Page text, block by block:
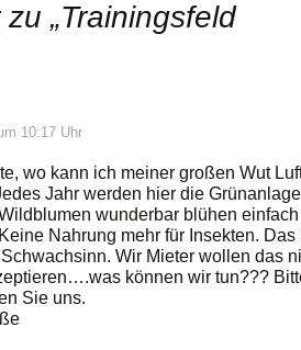
„Trainingsfeld
10:17 Uhr
wo kann ich meiner großen Wut
Jahr werden hier die
wunderbar blühen
Nahrung mehr für Insekten. Das
Wir Mieter wollen das
können wir tun???
Sie uns.